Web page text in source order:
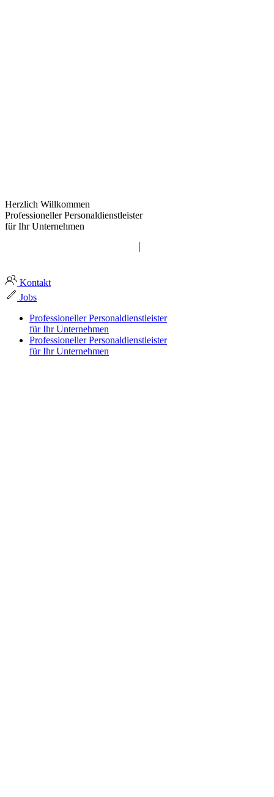
Herzlich Willkommen
Professioneller Personaldienstleister
für Ihr Unternehmen
Kontakt
Jobs
Professioneller Personaldienstleister
für Ihr Unternehmen
Professioneller Personaldienstleister
für Ihr Unternehmen